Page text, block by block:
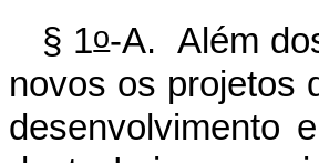
§ 1o-A. Além
novos os projetos
desenvolvimento